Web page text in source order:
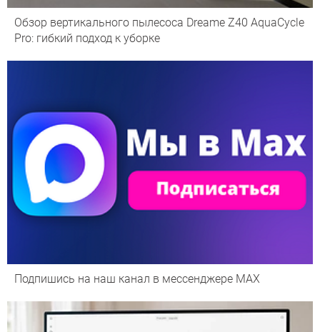
Обзор вертикального пылесоса Dreame Z40 AquaCycle
Pro: гибкий подход к уборке
Подпишись на наш канал в мессенджере МАХ